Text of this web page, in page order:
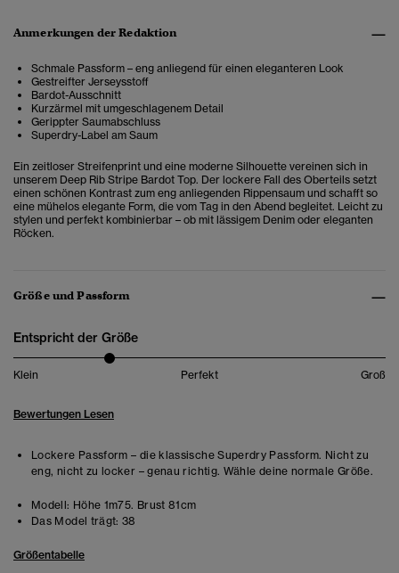
Anmerkungen der Redaktion
Schmale Passform – eng anliegend für einen eleganteren Look
Gestreifter Jerseysstoff
Bardot-Ausschnitt
Kurzärmel mit umgeschlagenem Detail
Gerippter Saumabschluss
Superdry-Label am Saum
Ein zeitloser Streifenprint und eine moderne Silhouette vereinen sich in
unserem Deep Rib Stripe Bardot Top. Der lockere Fall des Oberteils setzt
einen schönen Kontrast zum eng anliegenden Rippensaum und schafft so
eine mühelos elegante Form, die vom Tag in den Abend begleitet. Leicht zu
stylen und perfekt kombinierbar – ob mit lässigem Denim oder eleganten
Röcken.
Größe und Passform
Entspricht der Größe
Klein Perfekt Groß
Bewertungen Lesen
Lockere Passform – die klassische Superdry Passform. Nicht zu
eng, nicht zu locker – genau richtig. Wähle deine normale Größe.
Modell: Höhe 1m75. Brust 81cm
Das Model trägt: 38
Größentabelle